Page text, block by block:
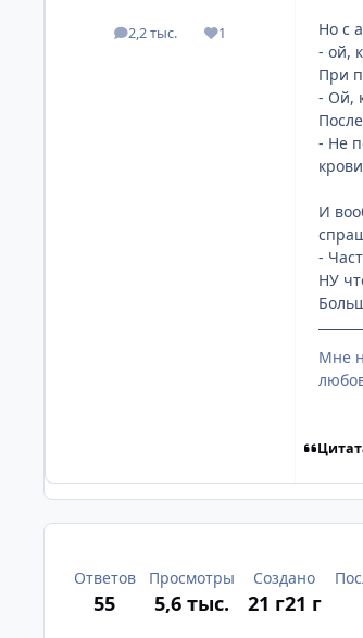
2,2 тыс.
посты 1
Репутация
Но с
- ой,
При
- Ой,
- Не
И
-
НУ
Мне
Ответов
55
Просмотры
5,6 тыс.
Создано
21 г21 г